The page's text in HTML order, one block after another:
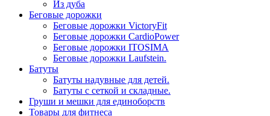
Из дуба
Беговые дорожки
Беговые дорожки VictoryFit
Беговые дорожки CardioPower
Беговые дорожки ITOSIMA
Беговые дорожки Laufstein.
Батуты
Батуты надувные для детей.
Батуты с сеткой и складные.
Груши и мешки для единоборств
Товары для фитнеса